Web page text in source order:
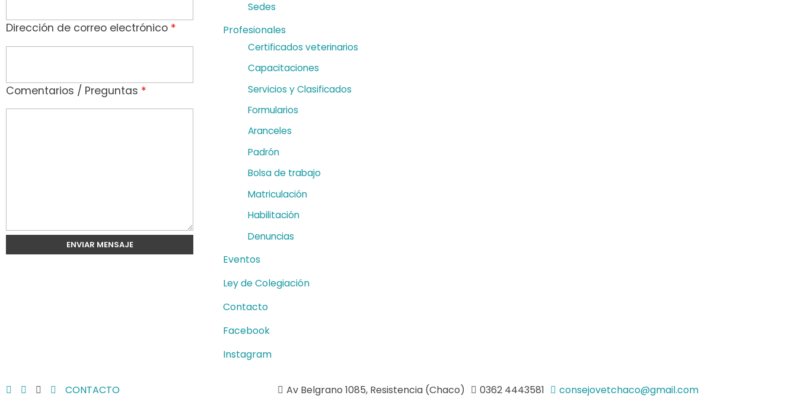
Dirección de correo electrónico *
Comentarios / Preguntas *
Sedes
Profesionales
Certificados veterinarios
Capacitaciones
Servicios y Clasificados
Formularios
Aranceles
Padrón
Bolsa de trabajo
Matriculación
Habilitación
Denuncias
Eventos
Ley de Colegiación
Contacto
Facebook
Instagram
CONTACTO Av Belgrano 1085, Resistencia (Chaco) 0362 4443581 consejovetchaco@gmail.com